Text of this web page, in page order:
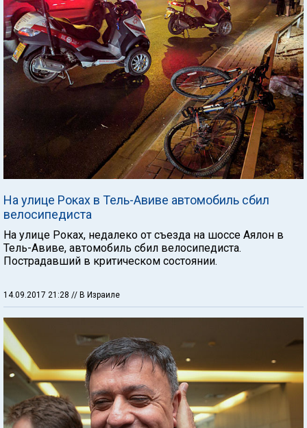
На улице Роках в Тель-Авиве автомобиль сбил
велосипедиста
На улице Роках, недалеко от съезда на шоссе Аялон в
Тель-Авиве, автомобиль сбил велосипедиста.
Пострадавший в критическом состоянии.
14.09.2017 21:28 // В Израиле